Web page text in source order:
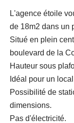
L'agence étoile
de 18m2 dans un
Situé en plein
boulevard de la
Hauteur sous
Idéal pour un
Possibilité de
dimensions.
Pas d'électricité.